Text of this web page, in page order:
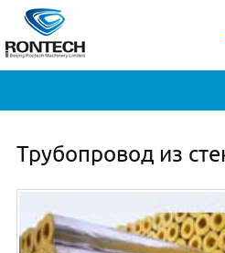
Трубопровод из